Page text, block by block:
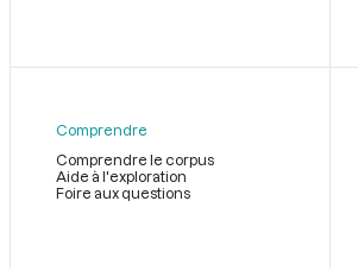
page
Comprendre
Comprendre le corpus
Aide à l'exploration
Foire aux questions